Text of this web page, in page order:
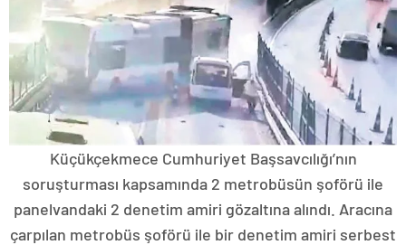
Küçükçekmece Cumhuriyet Başsavcılığı’nın
soruşturması kapsamında 2 metrobüsün şoförü ile
panelvandaki 2 denetim amiri gözaltına alındı. Aracına
çarpılan metrobüs şoförü ile bir denetim amiri serbest